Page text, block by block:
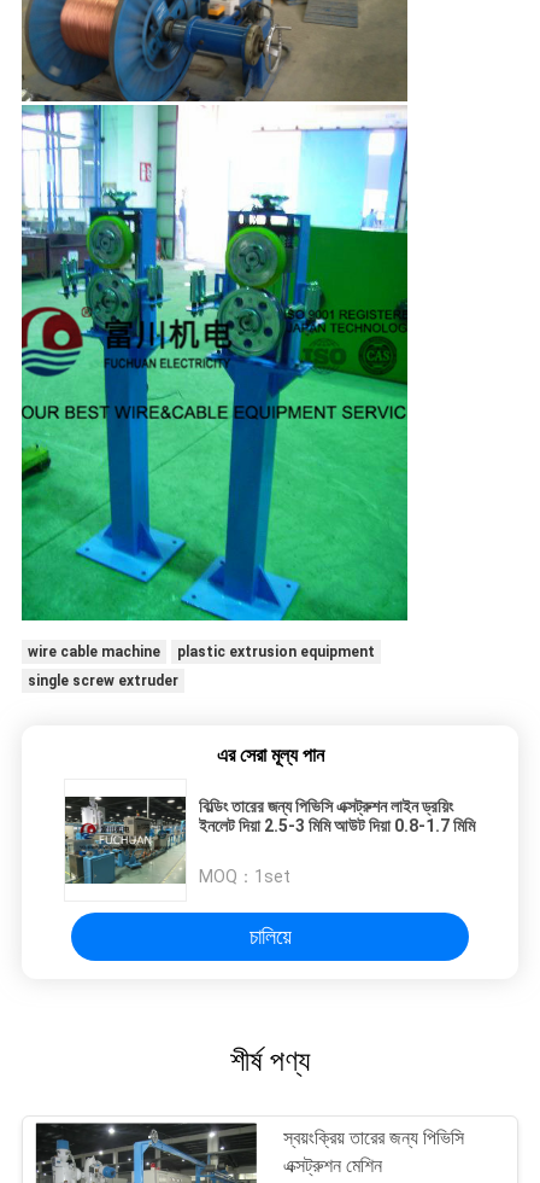
wire cable machine
plastic extrusion equipment
single screw extruder
এর সেরা মূল্য পান
বিল্ডিং তারের জন্য পিভিসি এক্সট্রুশন লাইন ড্রয়িং
ইনলেট দিয়া 2.5-3 মিমি আউট দিয়া 0.8-1.7 মিমি
MOQ： 1set
চালিয়ে
শীর্ষ পণ্য
স্বয়ংক্রিয় তারের জন্য পিভিসি
এক্সট্রুশন মেশিন